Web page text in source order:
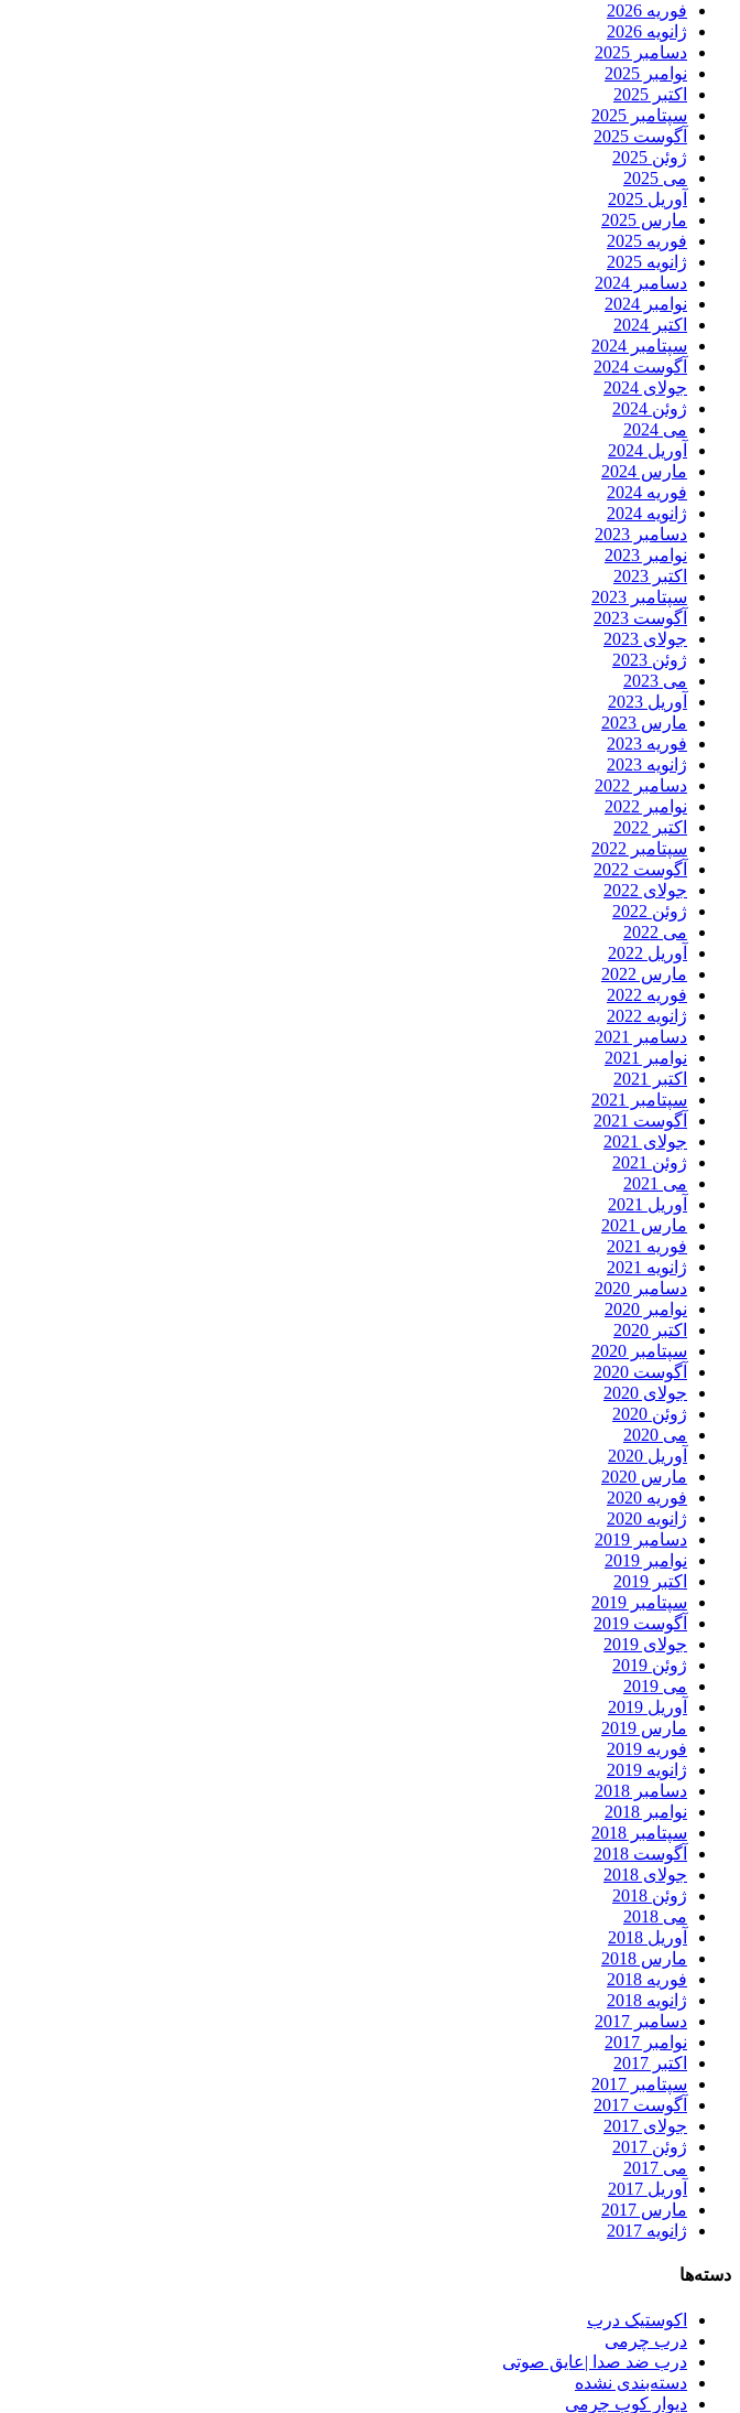
فوریه 2026
ژانویه 2026
دسامبر 2025
نوامبر 2025
اکتبر 2025
سپتامبر 2025
آگوست 2025
ژوئن 2025
می 2025
آوریل 2025
مارس 2025
فوریه 2025
ژانویه 2025
دسامبر 2024
نوامبر 2024
اکتبر 2024
سپتامبر 2024
آگوست 2024
جولای 2024
ژوئن 2024
می 2024
آوریل 2024
مارس 2024
فوریه 2024
ژانویه 2024
دسامبر 2023
نوامبر 2023
اکتبر 2023
سپتامبر 2023
آگوست 2023
جولای 2023
ژوئن 2023
می 2023
آوریل 2023
مارس 2023
فوریه 2023
ژانویه 2023
دسامبر 2022
نوامبر 2022
اکتبر 2022
سپتامبر 2022
آگوست 2022
جولای 2022
ژوئن 2022
می 2022
آوریل 2022
مارس 2022
فوریه 2022
ژانویه 2022
دسامبر 2021
نوامبر 2021
اکتبر 2021
سپتامبر 2021
آگوست 2021
جولای 2021
ژوئن 2021
می 2021
آوریل 2021
مارس 2021
فوریه 2021
ژانویه 2021
دسامبر 2020
نوامبر 2020
اکتبر 2020
سپتامبر 2020
آگوست 2020
جولای 2020
ژوئن 2020
می 2020
آوریل 2020
مارس 2020
فوریه 2020
ژانویه 2020
دسامبر 2019
نوامبر 2019
اکتبر 2019
سپتامبر 2019
آگوست 2019
جولای 2019
ژوئن 2019
می 2019
آوریل 2019
مارس 2019
فوریه 2019
ژانویه 2019
دسامبر 2018
نوامبر 2018
سپتامبر 2018
آگوست 2018
جولای 2018
ژوئن 2018
می 2018
آوریل 2018
مارس 2018
فوریه 2018
ژانویه 2018
دسامبر 2017
نوامبر 2017
اکتبر 2017
سپتامبر 2017
آگوست 2017
جولای 2017
ژوئن 2017
می 2017
آوریل 2017
مارس 2017
ژانویه 2017
دسته‌ها
اکوستیک درب
درب چرمی
درب ضد صدا |عایق صوتی
دسته‌بندی نشده
دیوار کوب چرمی